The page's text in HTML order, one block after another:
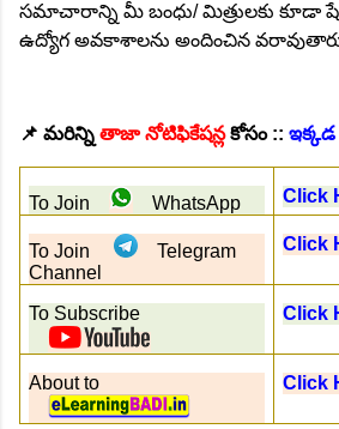
సమాచారాన్ని మీ బంధు/ మిత్రులకు కూడా
ఉద్యోగ అవకాశాలను అందించిన
📌 మరిన్ని తాజా నోటిఫికేషన్లకోసం ::
To Join WhatsApp Click
To Join
Telegram
Channel
Click
To Subscribe Click
About to Click